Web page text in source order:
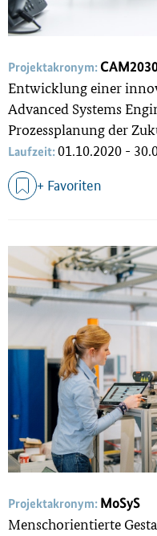
Projektakronym:
Entwicklung einer
Advanced Systems
Prozessplanung der
Laufzeit:01.10.2020 -
+ Favoriten
Projektakronym: MoSyS
Menschorientierte